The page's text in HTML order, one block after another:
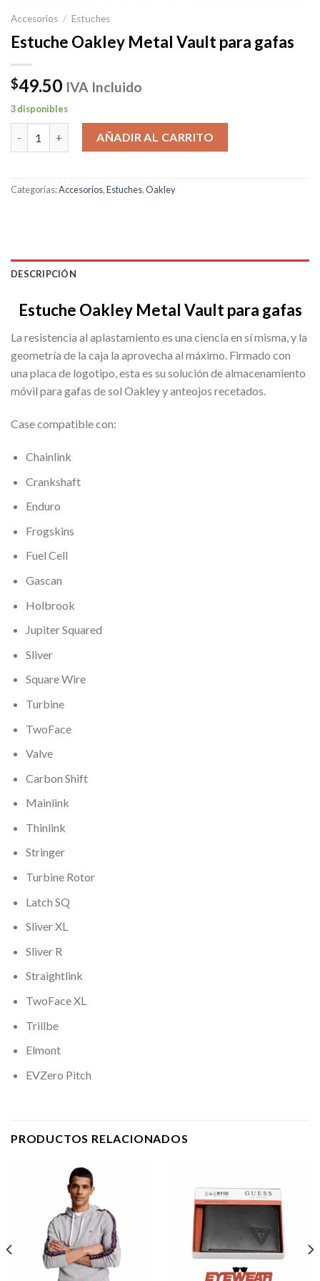
Accesorios / Estuches
Estuche Oakley Metal Vault para gafas
$49.50 IVA Incluido
3 disponibles
Estuche Oakley Metal Vault para gafas cantidad
AÑADIR AL CARRITO
Categorías:Accesorios,Estuches,Oakley
DESCRIPCIÓN
Estuche Oakley Metal Vault para gafas
La resistencia al aplastamiento es una ciencia en sí misma, y la
geometría de la caja la aprovecha al máximo. Firmado con
una placa de logotipo, esta es su solución de almacenamiento
móvil para gafas de sol Oakley y anteojos recetados.
Case compatible con:
Chainlink
Crankshaft
Enduro
Frogskins
Fuel Cell
Gascan
Holbrook
Jupiter Squared
Sliver
Square Wire
Turbine
TwoFace
Valve
Carbon Shift
Mainlink
Thinlink
Stringer
Turbine Rotor
Latch SQ
Sliver XL
Sliver R
Straightlink
TwoFace XL
Trillbe
Elmont
EVZero Pitch
PRODUCTOS RELACIONADOS